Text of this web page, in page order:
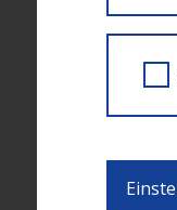
FLC